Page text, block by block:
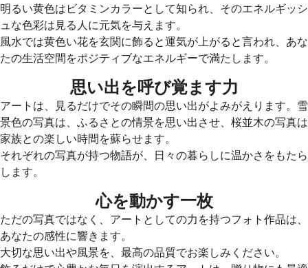
明るい黄色はビタミンカラーとして知られ、そのエネルギッシ
ュな色彩は見る人に元気を与えます。
風水では黄色い花を玄関に飾ると運気が上がると言われ、あな
たの生活空間をポジティブなエネルギーで満たします。
思い出を呼び覚ます力
アートは、見るだけでその瞬間の思い出がよみがえります。雪
景色の写真は、ふるさとの情景を思い出させ、桜並木の写真は
家族との楽しい時間を蘇らせます。
それぞれの写真が持つ物語が、日々の暮らしに温かさをもたら
します。
心を動かす一枚
ただの写真ではなく、アートとしての力を持つフォト作品は、
あなたの感性に響きます。
大切な思い出や風景を、最高の品質でお楽しみください。